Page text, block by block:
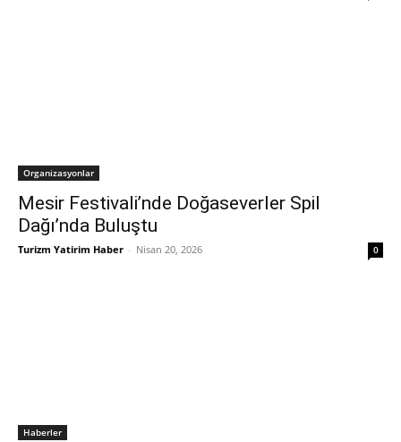
Organizasyonlar
Mesir Festivali’nde Doğaseverler Spil
Dağı’nda Buluştu
Turizm Yatirim Haber - Nisan 20, 2026 0
Haberler